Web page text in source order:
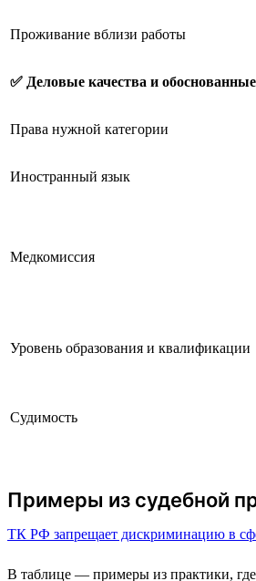
Проживание вблизи работы
✅ Деловые качества и
Права нужной категории
Иностранный язык
Медкомиссия
Уровень образования и квалификации
Судимость
Примеры из судебной
ТК РФ запрещает дискриминацию в
В таблице — примеры из практики, где